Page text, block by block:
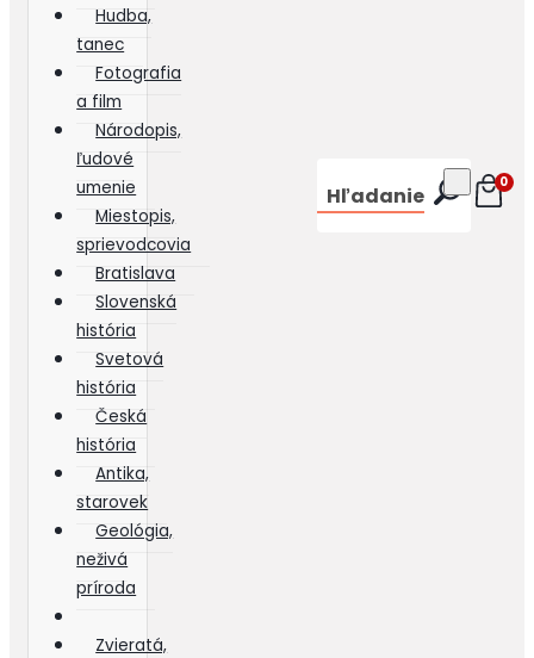
Hudba,
tanec
Fotografia
a film
Národopis,
ľudové
umenie
Miestopis,
sprievodcovia
Bratislava
Slovenská
história
Svetová
história
Česká
história
Antika,
starovek
Geológia,
neživá
príroda
Zvieratá,
Hľadanie 0